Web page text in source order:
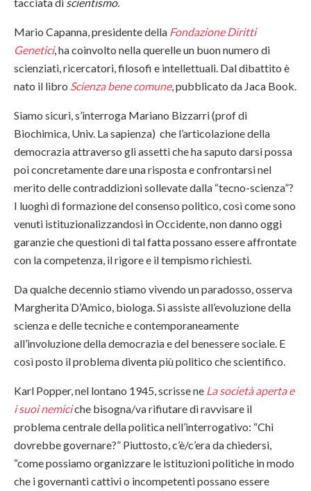
Mario Capanna, presidente della Fondazione Diritti
Genetici, ha coinvolto nella querelle un buon numero di
scienziati, ricercatori, filosofi e intellettuali. Dal dibattito è
nato il libro Scienza bene comune, pubblicato da Jaca Book.
Siamo sicuri, s’interroga Mariano Bizzarri (prof di
Biochimica, Univ. La sapienza) che l’articolazione della
democrazia attraverso gli assetti che ha saputo darsi possa
poi concretamente dare una risposta e confrontarsi nel
merito delle contraddizioni sollevate dalla “tecno-scienza”?
I luoghi di formazione del consenso politico, così come sono
venuti istituzionalizzandosi in Occidente, non danno oggi
garanzie che questioni di tal fatta possano essere affrontate
con la competenza, il rigore e il tempismo richiesti.
Da qualche decennio stiamo vivendo un paradosso, osserva
Margherita D’Amico, biologa. Si assiste all’evoluzione della
scienza e delle tecniche e contemporaneamente
all’involuzione della democrazia e del benessere sociale. E
così posto il problema diventa più politico che scientifico.
Karl Popper, nel lontano 1945, scrisse ne La società aperta e
i suoi nemiciche bisogna/va rifiutare di ravvisare il
problema centrale della politica nell’interrogativo: “Chi
dovrebbe governare?” Piuttosto, c’è/c’era da chiedersi,
“come possiamo organizzare le istituzioni politiche in modo
che i governanti cattivi o incompetenti possano essere